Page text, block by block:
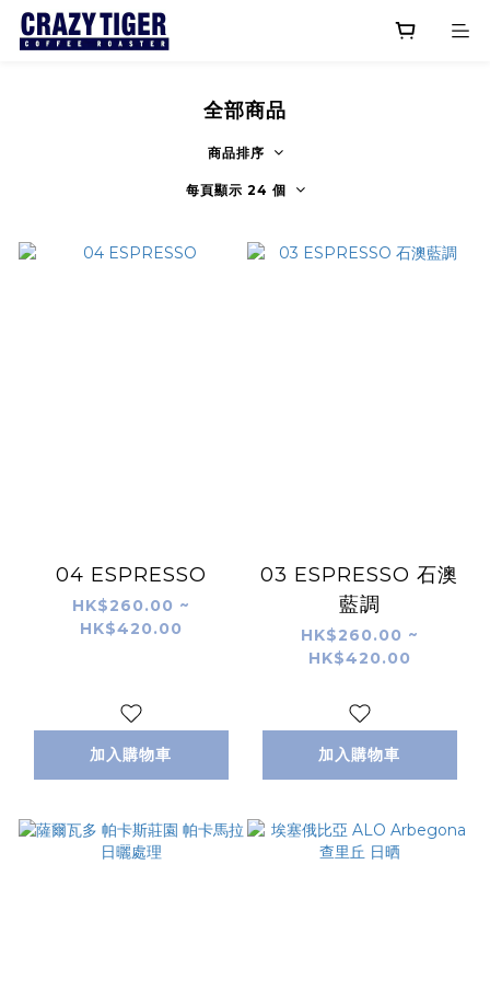
全部商品
商品排序
每頁顯示 24 個
04 ESPRESSO
HK$260.00 ~
HK$420.00
加入購物車
03 ESPRESSO 石澳
藍調
HK$260.00 ~
HK$420.00
加入購物車